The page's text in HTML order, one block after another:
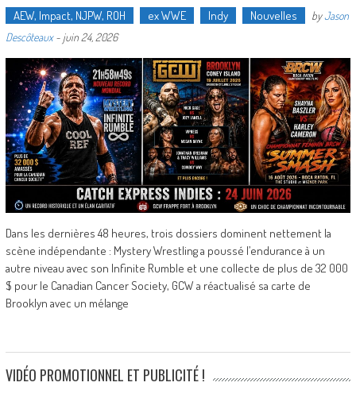
AEW, Impact, NJPW, ROH ex WWE Indy Nouvelles byJason
Descôteaux- juin 24, 2026
Dans les dernières 48 heures, trois dossiers dominent nettement la
scène indépendante : Mystery Wrestling a poussé l’endurance à un
autre niveau avec son Infinite Rumble et une collecte de plus de 32 000
$ pour le Canadian Cancer Society, GCW a réactualisé sa carte de
Brooklyn avec un mélange
VIDÉO PROMOTIONNEL ET PUBLICITÉ !